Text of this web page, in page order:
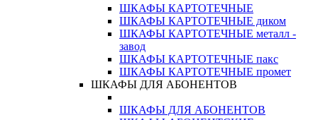
ШКАФЫ КАРТОТЕЧНЫЕ
ШКАФЫ КАРТОТЕЧНЫЕ диком
ШКАФЫ КАРТОТЕЧНЫЕ металл -
завод
ШКАФЫ КАРТОТЕЧНЫЕ пакс
ШКАФЫ КАРТОТЕЧНЫЕ промет
ШКАФЫ ДЛЯ АБОНЕНТОВ
ШКАФЫ ДЛЯ АБОНЕНТОВ